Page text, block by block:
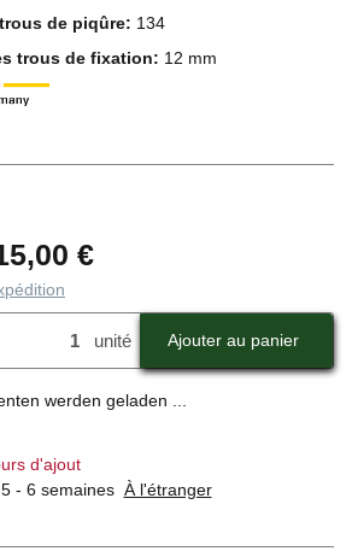
de piqûre: 134
trous de fixation: 12 mm
€
unité Ajouter au panier
werden geladen ...
d'ajout
5 - 6 semaines À l'étranger